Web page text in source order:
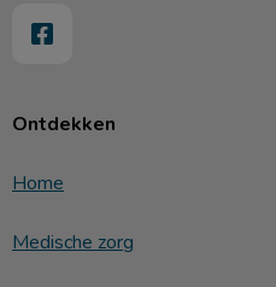
Ontdekken
Home
Medische zorg